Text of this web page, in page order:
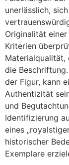
unerlässlich,
Originalität
Kriterien
Materialqualität,
die
der Figur, kann
Authentizität
und
Identifizierung
eines
historischer
Exemplare